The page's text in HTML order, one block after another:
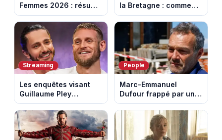
Femmes 2026 : résumé
vidéo de la 7e étape
avec l'ascension du
Mont Ventoux
la Bretagne : comment
les Bretons ont
défendu leur culture
au fil des décennies
Streaming
Les enquêtes visant
Guillaume Pley
poussent Ragnar Le
Breton à quitter la
tournée Legend
People
Marc-Emmanuel
Dufour frappé par un
terrible incendie : son
chalet part en fumée